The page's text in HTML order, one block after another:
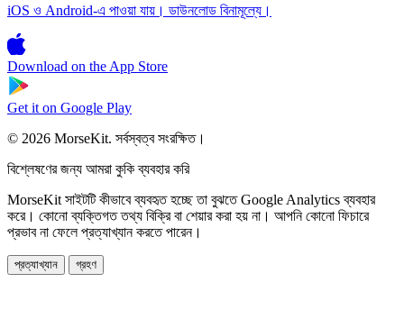
iOS ও Android-এ পাওয়া যায়। ডাউনলোড বিনামূল্যে।
Download on the App Store
Get it on Google Play
© 2026 MorseKit. সর্বস্বত্ব সংরক্ষিত।
বিশ্লেষণের জন্য আমরা কুকি ব্যবহার করি
MorseKit সাইটটি কীভাবে ব্যবহৃত হচ্ছে তা বুঝতে Google Analytics ব্যবহার
করে। কোনো ব্যক্তিগত তথ্য বিক্রি বা শেয়ার করা হয় না। আপনি কোনো ফিচারে
প্রভাব না ফেলে প্রত্যাখ্যান করতে পারেন।
প্রত্যাখ্যান গ্রহণ